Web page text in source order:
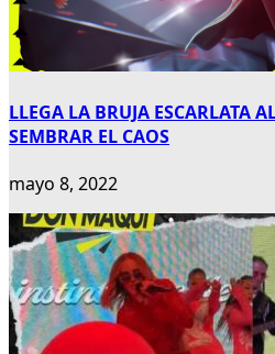
LLEGA LA BRUJA ESCARLATA
SEMBRAR EL CAOS
mayo 8, 2022